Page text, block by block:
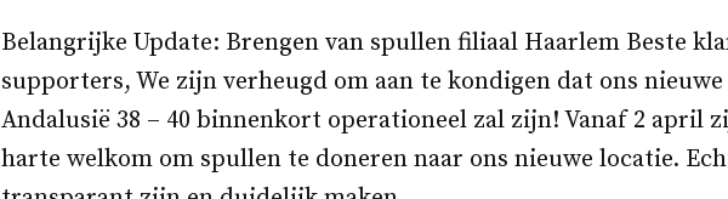
Belangrijke Update: Brengen van spullen filiaal Haarlem Beste
supporters, We zijn verheugd om aan te kondigen dat ons nieuwe
Andalusië 38 – 40 binnenkort operationeel zal zijn! Vanaf 2 april
harte welkom om spullen te doneren naar ons nieuwe locatie.